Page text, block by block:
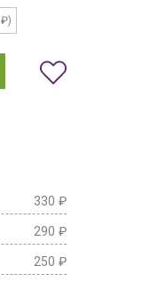
330 ₽
290 ₽
250 ₽